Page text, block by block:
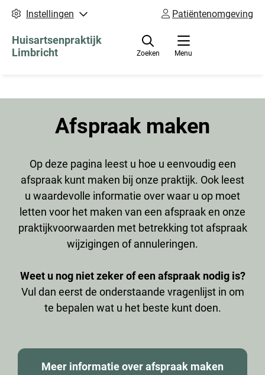
Instellingen Patiëntenomgeving
Huisartsenpraktijk
Limbricht
Menu
Zoeken
Afspraak maken
Op deze pagina leest u hoe u eenvoudig een
afspraak kunt maken bij onze praktijk. Ook leest
u waardevolle informatie over waar u op moet
letten voor het maken van een afspraak en onze
praktijkvoorwaarden met betrekking tot afspraak
wijzigingen of annuleringen.
Weet u nog niet zeker of een afspraak nodig is?
Vul dan eerst de onderstaande vragenlijst in om
te bepalen wat u het beste kunt doen.
Meer informatie over afspraak maken